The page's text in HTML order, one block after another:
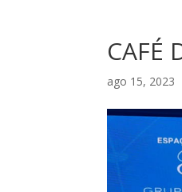
CAFÉ
ago 15, 2023